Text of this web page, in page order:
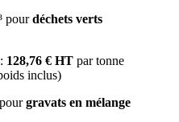
pourdéchets verts
128,76 € HT par tonne
inclus)
gravats en mélange